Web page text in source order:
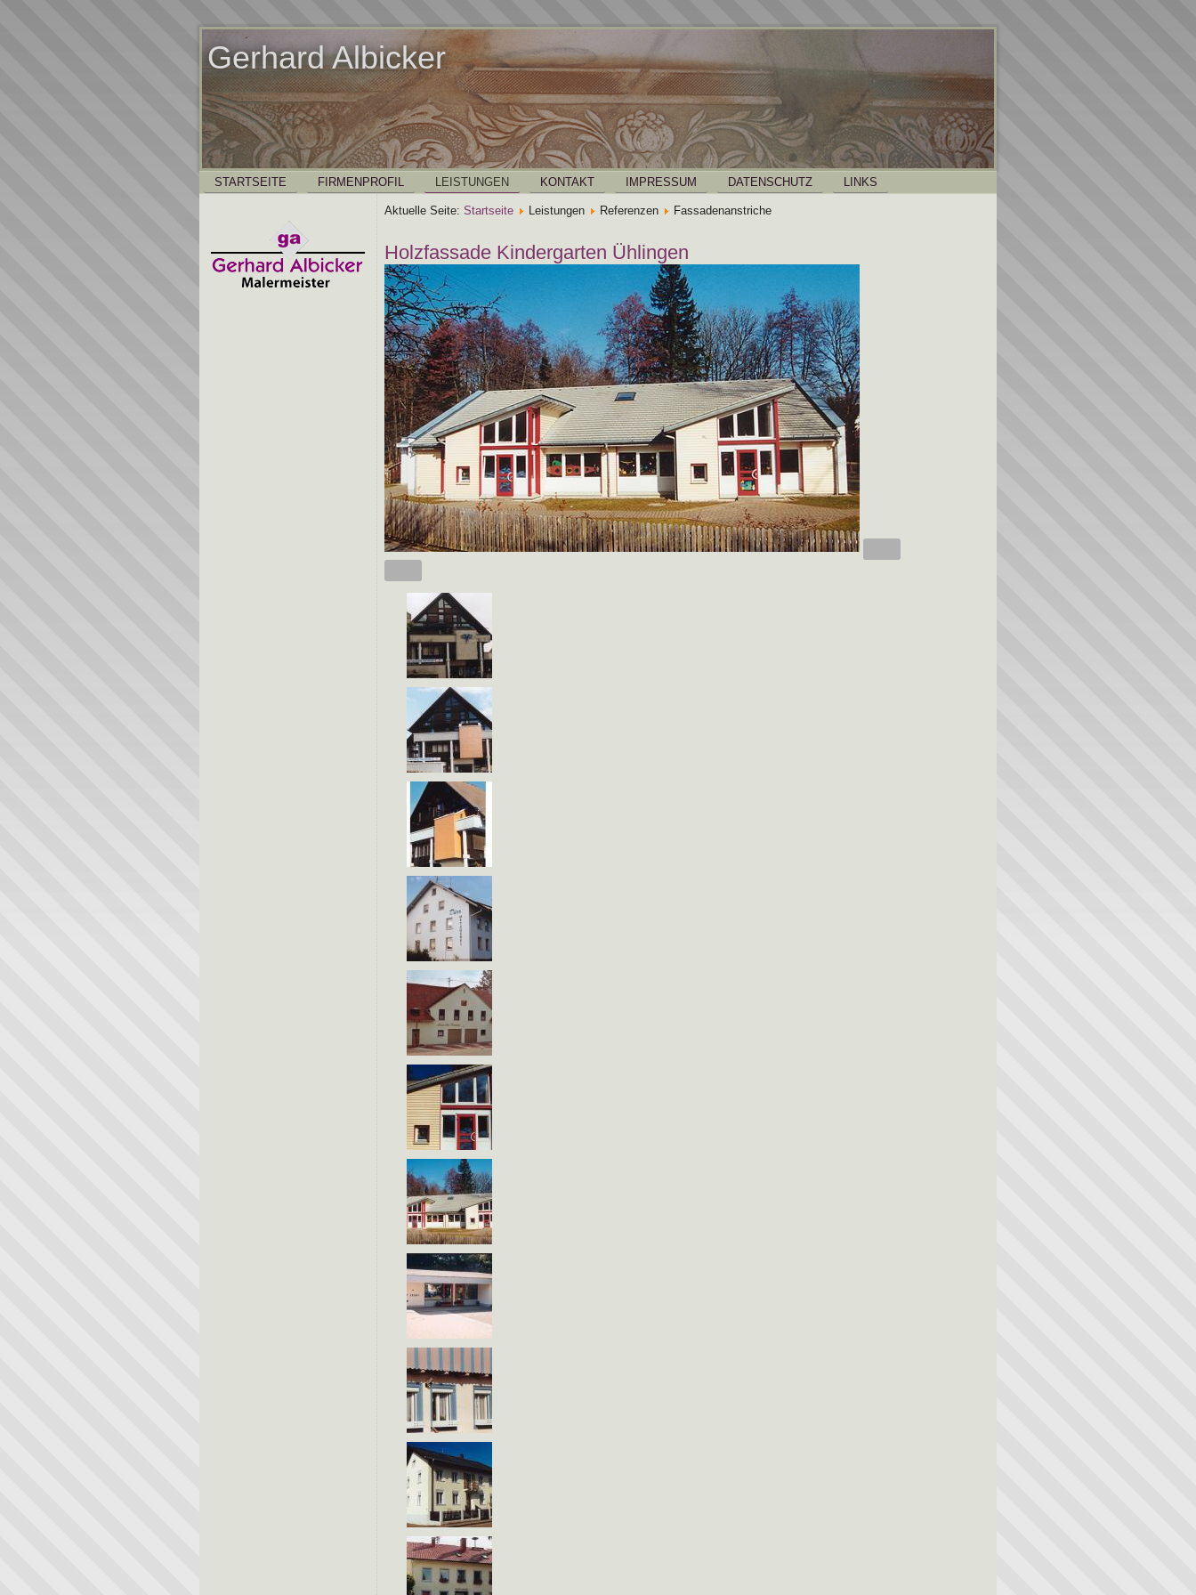
Gerhard Albicker
STARTSEITE FIRMENPROFIL LEISTUNGEN KONTAKT IMPRESSUM DATENSCHUTZ LINKS
Aktuelle Seite: Startseite Leistungen Referenzen Fassadenanstriche
Holzfassade Kindergarten Ühlingen